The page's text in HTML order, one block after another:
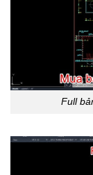
Full